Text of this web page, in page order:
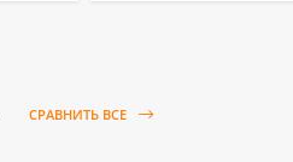
СРАВНИТЬ ВСЕ